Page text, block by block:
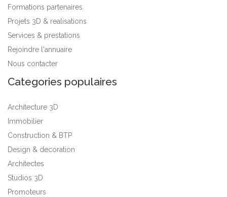
Formations partenaires
Projets 3D & realisations
Services & prestations
Rejoindre l'annuaire
Nous contacter
Categories populaires
Architecture 3D
Immobilier
Construction & BTP
Design & decoration
Architectes
Studios 3D
Promoteurs